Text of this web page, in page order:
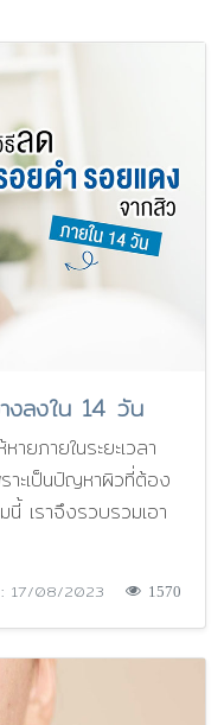
งลงใน 14 วัน
ยภายในระยะเวลา
าะเป็นปัญหาผิวที่ต้อง
นี้ เราจึงรวบรวมเอา
: 17/08/2023 1570